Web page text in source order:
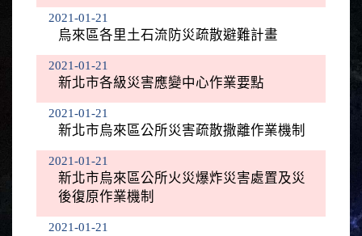
烏來區各里土石流防災疏散避難計畫
2021-01-21
新北市各級災害應變中心作業要點
2021-01-21
新北市烏來區公所災害疏散撒離作業機制
2021-01-21
新北市烏來區公所火災爆炸災害處置及災
後復原作業機制
2021-01-21
2021-01-21